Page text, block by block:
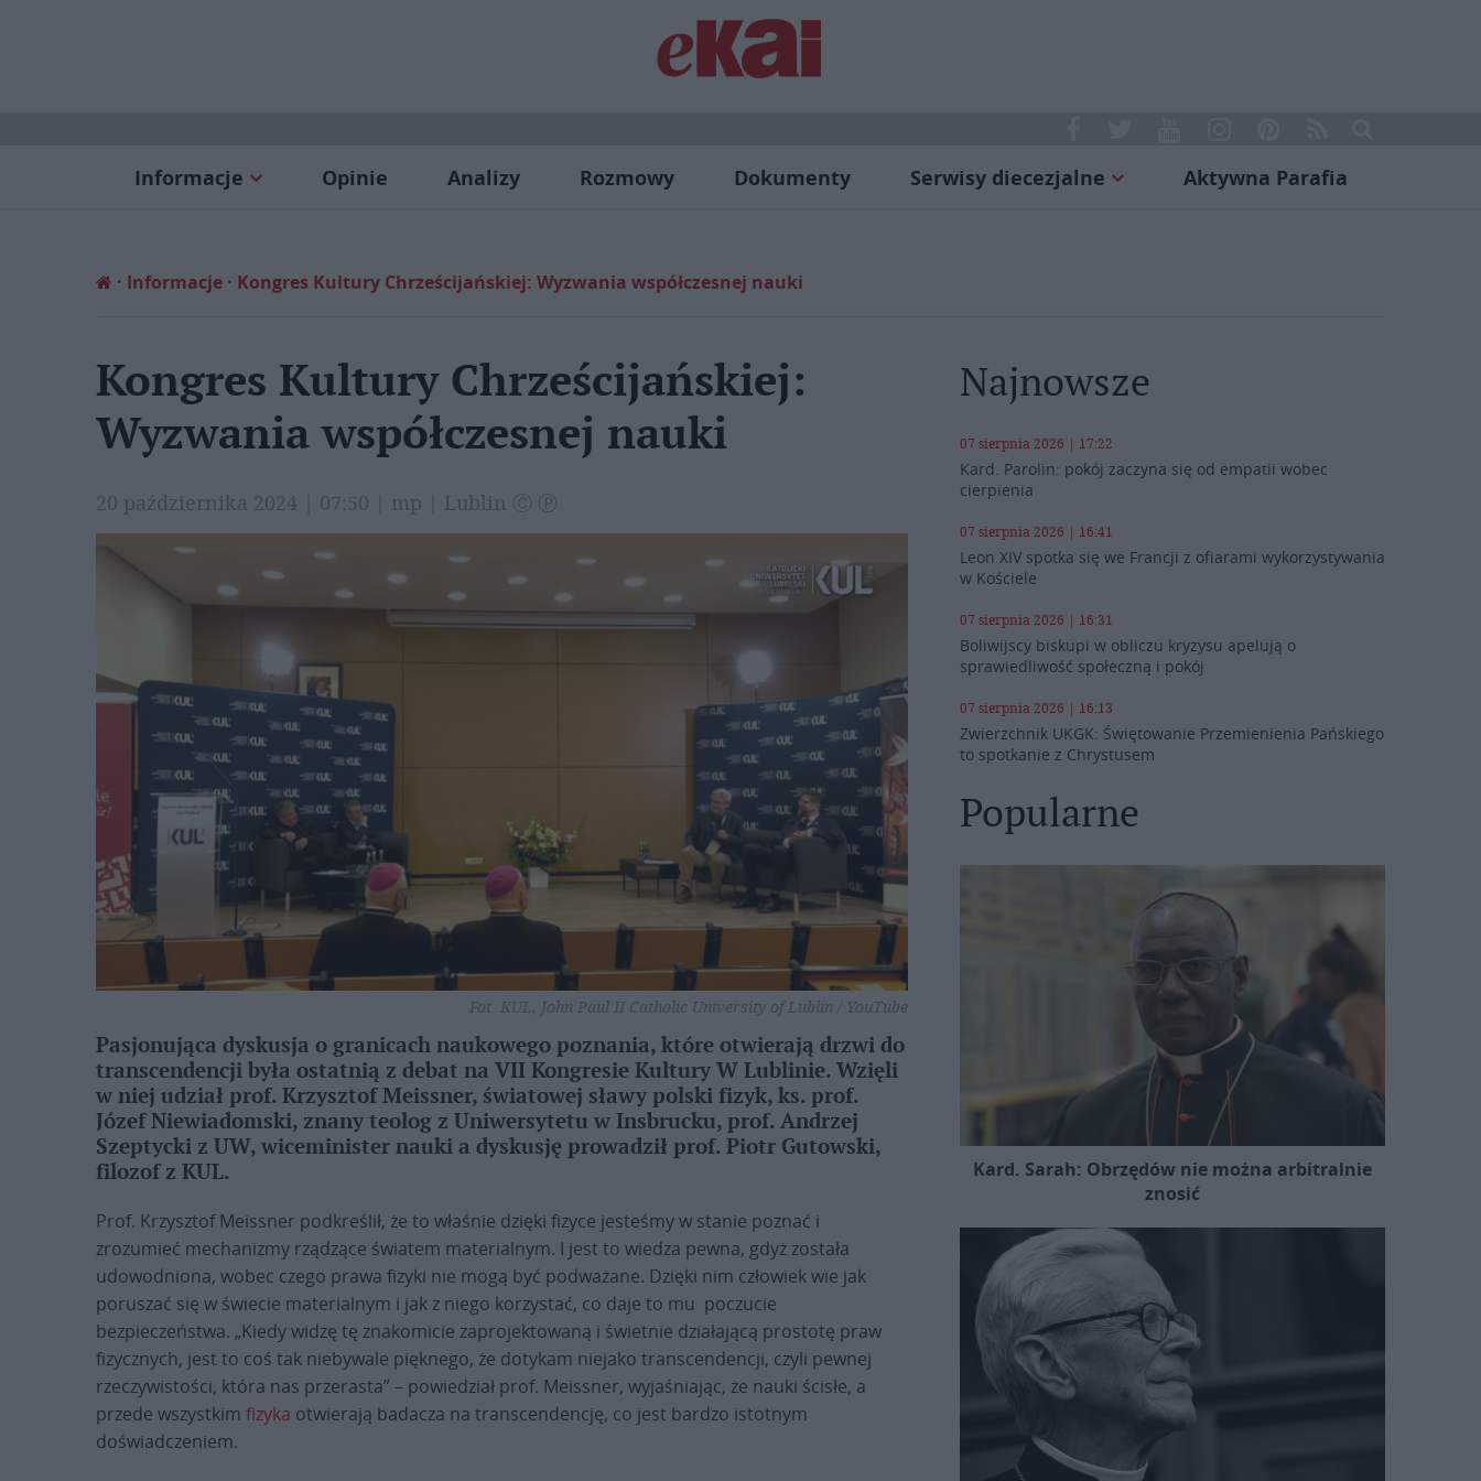
Informacje Opinie Analizy Rozmowy Dokumenty Serwisy diecezjalne Aktywna Parafia
Informacje Kongres Kultury Chrześcijańskiej: Wyzwania współczesnej nauki
Kongres Kultury Chrześcijańskiej:
Wyzwania współczesnej nauki
20 października 2024 | 07:50 | mp | Lublin Ⓒ Ⓟ
Fot. KUL, John Paul II Catholic University of Lublin / YouTube
Pasjonująca dyskusja o granicach naukowego poznania, które otwierają drzwi do
transcendencji była ostatnią z debat na VII Kongresie Kultury W Lublinie. Wzięli
w niej udział prof. Krzysztof Meissner, światowej sławy polski fizyk, ks. prof.
Józef Niewiadomski, znany teolog z Uniwersytetu w Insbrucku, prof. Andrzej
Szeptycki z UW, wiceminister nauki a dyskusję prowadził prof. Piotr Gutowski,
filozof z KUL.
Prof. Krzysztof Meissner podkreślił, że to właśnie dzięki fizyce jesteśmy w stanie poznać i
zrozumieć mechanizmy rządzące światem materialnym. I jest to wiedza pewna, gdyż została
udowodniona, wobec czego prawa fizyki nie mogą być podważane. Dzięki nim człowiek wie jak
poruszać się w świecie materialnym i jak z niego korzystać, co daje to mu poczucie
bezpieczeństwa. „Kiedy widzę tę znakomicie zaprojektowaną i świetnie działającą prostotę praw
fizycznych, jest to coś tak niebywale pięknego, że dotykam niejako transcendencji, czyli pewnej
rzeczywistości, która nas przerasta” – powiedział prof. Meissner, wyjaśniając, że nauki ścisłe, a
przede wszystkim fizyka otwierają badacza na transcendencję, co jest bardzo istotnym
doświadczeniem.
Najnowsze
07 sierpnia 2026 | 17:22
Kard. Parolin: pokój zaczyna się od empatii wobec
cierpienia
07 sierpnia 2026 | 16:41
Leon XIV spotka się we Francji z ofiarami wykorzystywania
w Kościele
07 sierpnia 2026 | 16:31
Boliwijscy biskupi w obliczu kryzysu apelują o
sprawiedliwość społeczną i pokój
07 sierpnia 2026 | 16:13
Zwierzchnik UKGK: Świętowanie Przemienienia Pańskiego
to spotkanie z Chrystusem
Popularne
Kard. Sarah: Obrzędów nie można arbitralnie
znosić